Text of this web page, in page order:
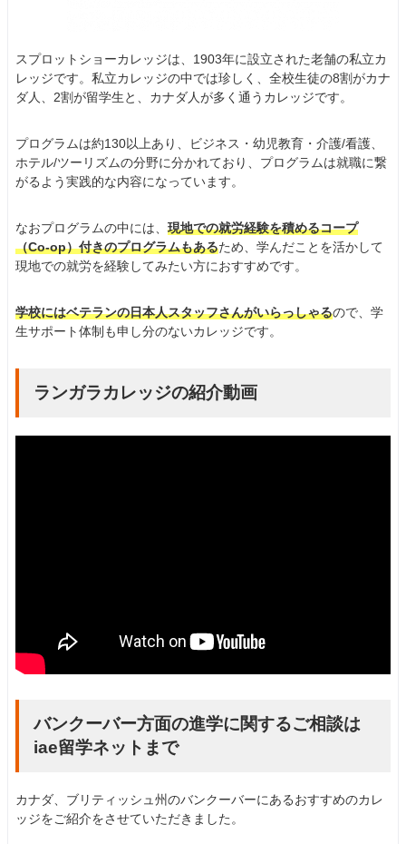
スプロットショーカレッジは、1903年に設立された老舗の私立カ
レッジです。私立カレッジの中では珍しく、全校生徒の8割がカナ
ダ人、2割が留学生と、カナダ人が多く通うカレッジです。
プログラムは約130以上あり、ビジネス・幼児教育・介護/看護、
ホテル/ツーリズムの分野に分かれており、プログラムは就職に繋
がるよう実践的な内容になっています。
なおプログラムの中には、 現地での就労経験を積めるコープ
（Co-op）付きのプログラムもあるため、学んだことを活かして
現地での就労を経験してみたい方におすすめです。
学校にはベテランの日本人スタッフさんがいらっしゃるので、学
生サポート体制も申し分のないカレッジです。
ランガラカレッジの紹介動画
バンクーバー方面の進学に関するご相談は
iae留学ネットまで
カナダ、ブリティッシュ州のバンクーバーにあるおすすめのカレ
ッジをご紹介をさせていただきました。